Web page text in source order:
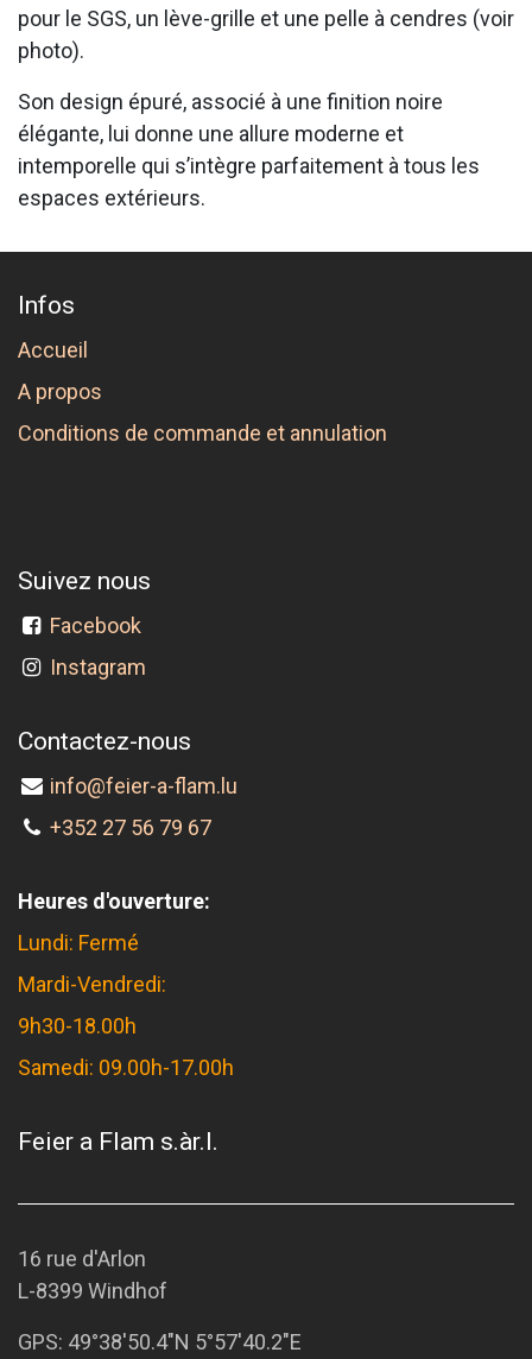
pour le SGS, un lève-grille et une pelle à cendres (voir
photo).
Son design épuré, associé à une finition noire
élégante, lui donne une allure moderne et
intemporelle qui s’intègre parfaitement à tous les
espaces extérieurs.
Infos
Accueil
A propos
Conditions de commande et annulation
Suivez nous
Facebook
Instagram
Contactez-nous
info@feier-a-flam.lu
+352 27 56 79 67
Heures d'ouverture:
Lundi: Fermé
Mardi-Vendredi:
9h30-18.00h
Samedi: 09.00h-17.00h
Feier a Flam s.àr.l.
16 rue d'Arlon
L-8399 Windhof
GPS: 49°38'50.4"N 5°57'40.2"E